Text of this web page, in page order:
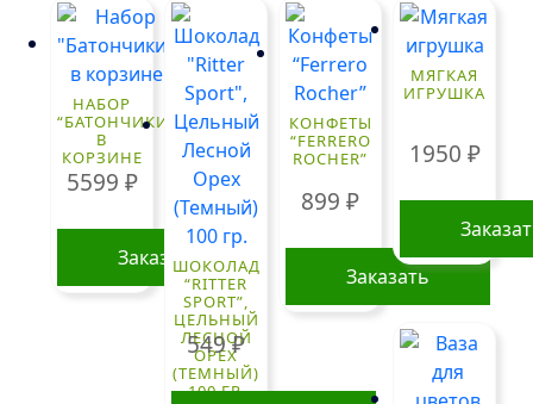
НАБОР
“БАТОНЧИКИ”
В
КОРЗИНЕ
5599 ₽
ЗаказатьШОКОЛАД
“RITTER
SPORT”,
ЦЕЛЬНЫЙ
ЛЕСНОЙ
ОРЕХ
(ТЕМНЫЙ)
100 ГР.
549₽
КОНФЕТЫ
“FERRERO
ROCHER”
899₽
Заказать
МЯГКАЯ
ИГРУШКА
1950 ₽